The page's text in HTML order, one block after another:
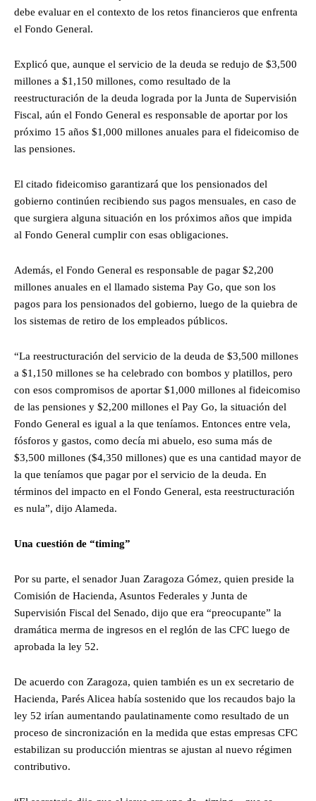
debe evaluar en el contexto de los retos financieros que enfrenta
el Fondo General.
Explicó que, aunque el servicio de la deuda se redujo de $3,500
millones a $1,150 millones, como resultado de la
reestructuración de la deuda lograda por la Junta de Supervisión
Fiscal, aún el Fondo General es responsable de aportar por los
próximo 15 años $1,000 millones anuales para el fideicomiso de
las pensiones.
El citado fideicomiso garantizará que los pensionados del
gobierno continúen recibiendo sus pagos mensuales, en caso de
que surgiera alguna situación en los próximos años que impida
al Fondo General cumplir con esas obligaciones.
Además, el Fondo General es responsable de pagar $2,200
millones anuales en el llamado sistema Pay Go, que son los
pagos para los pensionados del gobierno, luego de la quiebra de
los sistemas de retiro de los empleados públicos.
“La reestructuración del servicio de la deuda de $3,500 millones
a $1,150 millones se ha celebrado con bombos y platillos, pero
con esos compromisos de aportar $1,000 millones al fideicomiso
de las pensiones y $2,200 millones el Pay Go, la situación del
Fondo General es igual a la que teníamos. Entonces entre vela,
fósforos y gastos, como decía mi abuelo, eso suma más de
$3,500 millones ($4,350 millones) que es una cantidad mayor de
la que teníamos que pagar por el servicio de la deuda. En
términos del impacto en el Fondo General, esta reestructuración
es nula”, dijo Alameda.
Una cuestión de “timing”
Por su parte, el senador Juan Zaragoza Gómez, quien preside la
Comisión de Hacienda, Asuntos Federales y Junta de
Supervisión Fiscal del Senado, dijo que era “preocupante” la
dramática merma de ingresos en el reglón de las CFC luego de
aprobada la ley 52.
De acuerdo con Zaragoza, quien también es un ex secretario de
Hacienda, Parés Alicea había sostenido que los recaudos bajo la
ley 52 irían aumentando paulatinamente como resultado de un
proceso de sincronización en la medida que estas empresas CFC
estabilizan su producción mientras se ajustan al nuevo régimen
contributivo.